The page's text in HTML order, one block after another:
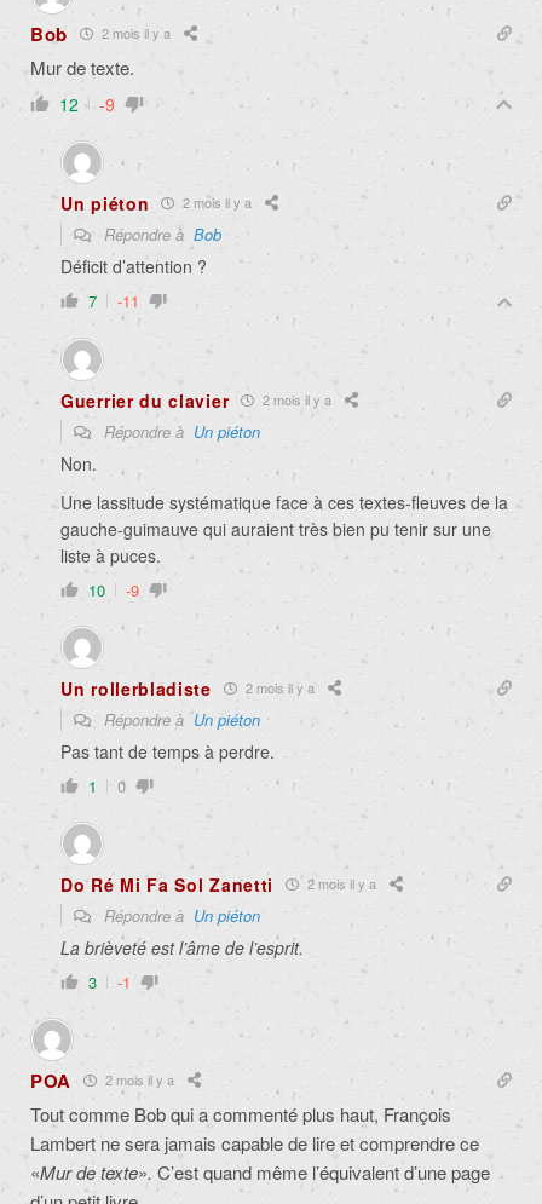
Bob 2 mois il y a
Mur de texte.
12 -9
Un piéton 2 mois il y a
Répondre à Bob
Déficit d’attention ?
7 -11
Guerrier du clavier 2 mois il y a
Répondre à Un piéton
Non.
Une lassitude systématique face à ces textes-fleuves de la
gauche-guimauve qui auraient très bien pu tenir sur une
liste à puces.
10 -9
Un rollerbladiste 2 mois il y a
Répondre àUn piéton
Pas tant de temps à perdre.
1 0
Do Ré Mi Fa Sol Zanetti 2 mois il y a
Répondre à Un piéton
La brièveté est l’âme de l’esprit.
3 -1
POA 2 mois il y a
Tout comme Bob qui a commenté plus haut, François
Lambert ne sera jamais capable de lire et comprendre ce
«Mur de texte». C’est quand même l’équivalent d’une page